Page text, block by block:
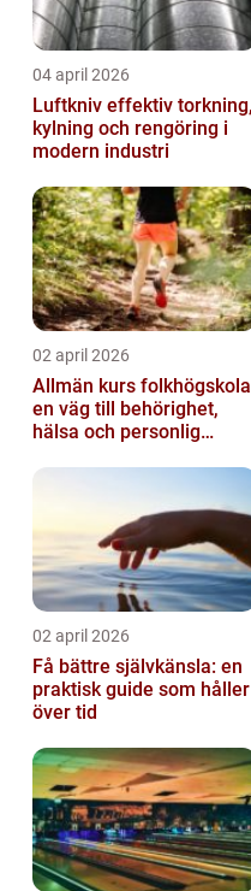
04 april 2026
Luftkniv effektiv torkning,
kylning och rengöring i
modern industri
02 april 2026
Allmän kurs folkhögskola
en väg till behörighet,
hälsa och personlig
02 april 2026
Få bättre självkänsla: en
praktisk guide som håller
över tid